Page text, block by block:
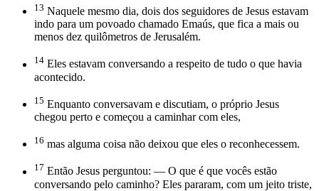
13 Naquele mesmo dia, dois dos seguidores de Jesus estavam
indo para um povoado chamado Emaús, que fica a mais ou
menos dez quilômetros de Jerusalém.
14 Eles estavam conversando a respeito de tudo o que havia
acontecido.
15 Enquanto conversavam e discutiam, o próprio Jesus
chegou perto e começou a caminhar com eles,
16 mas alguma coisa não deixou que eles o reconhecessem.
17 Então Jesus perguntou: — O que é que vocês estão
conversando pelo caminho? Eles pararam, com um jeito triste,